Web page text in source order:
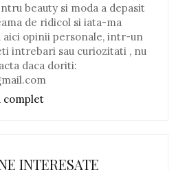
beauty si moda a depasit
de ridicol si iata-ma
aici opinii personale, intr-un
intrebari sau curiozitati , nu
daca doriti:
complet
INTERESATE